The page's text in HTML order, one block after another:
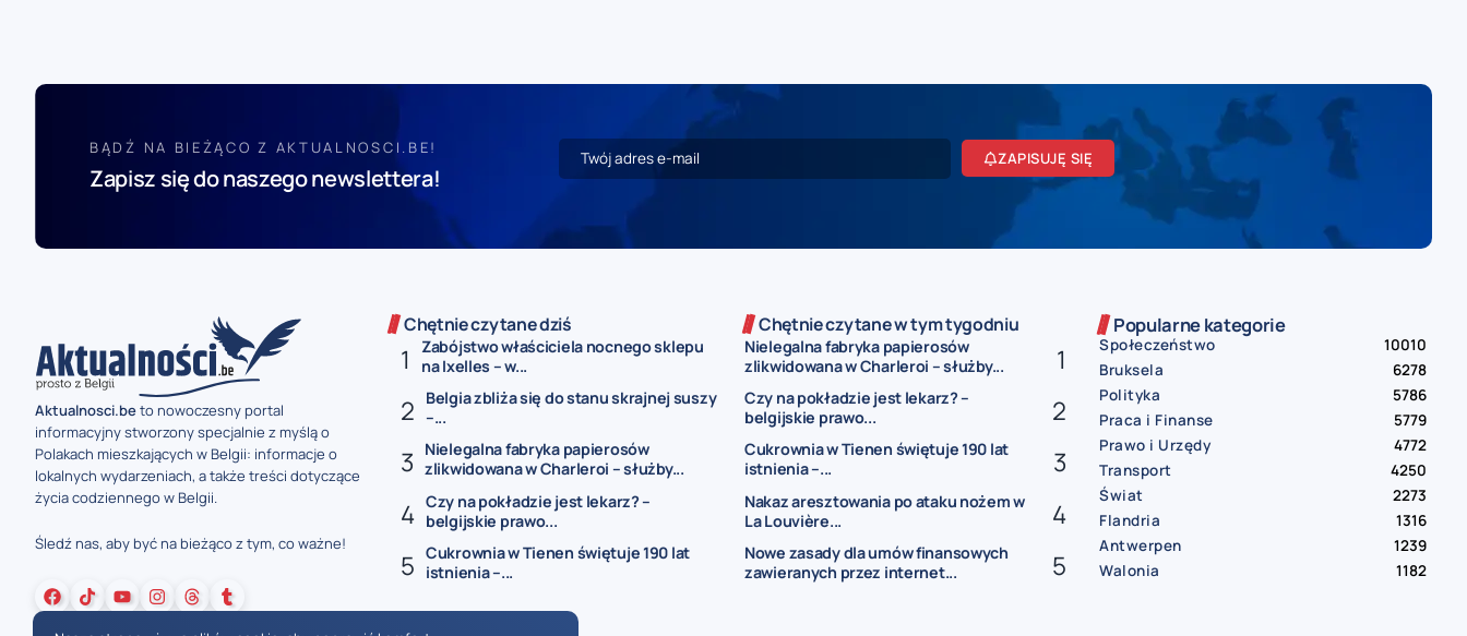
BĄDŹ NA BIEŻĄCO Z AKTUALNOSCI.BE!
Zapisz się do naszego newslettera!
ZAPISUJĘ SIĘ
Aktualnosci.beto nowoczesny portal
informacyjny stworzony specjalnie z myślą o
Polakach mieszkających w Belgii: informacje o
lokalnych wydarzeniach, a także treści dotyczące
życia codziennego w Belgii.
Śledź nas, aby być na bieżąco z tym, co ważne!
Chętnie czytane dziś
Zabójstwo właściciela nocnego sklepu
na Ixelles – w...
Belgia zbliża się do stanu skrajnej suszy
–...
Nielegalna fabryka papierosów
zlikwidowana w Charleroi – służby...
Czy na pokładzie jest lekarz? –
belgijskie prawo...
Cukrownia w Tienen świętuje 190 lat
istnienia –...
Chętnie czytane w tym tygodniu
Nielegalna fabryka papierosów
zlikwidowana w Charleroi – służby...
Czy na pokładzie jest lekarz? –
belgijskie prawo...
Cukrownia w Tienen świętuje 190 lat
istnienia –...
Nakaz aresztowania po ataku nożem w
La Louvière...
Nowe zasady dla umów finansowych
zawieranych przez internet...
Popularne kategorie
Społeczeństwo
10010
Bruksela
6278
Polityka
5786
Praca i Finanse
5779
Prawo i Urzędy
4772
Transport
4250
Świat
2273
Flandria
1316
Antwerpen
1239
Walonia
1182